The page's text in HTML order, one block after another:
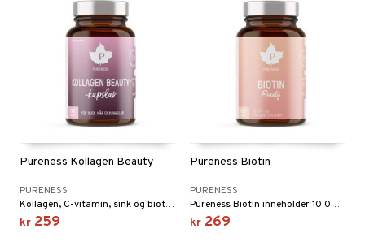
Pureness Kollagen Beauty
PURENESS
Kollagen, C-vitamin, sink og biotin er blant annet viktig for oppbygging av hud, negler og hår.
kr 259
Pureness Biotin
PURENESS
Pureness Biotin inneholder 10 000 µg biotin samt hydrolyserte kollagenpeptider av type 1.
kr 269